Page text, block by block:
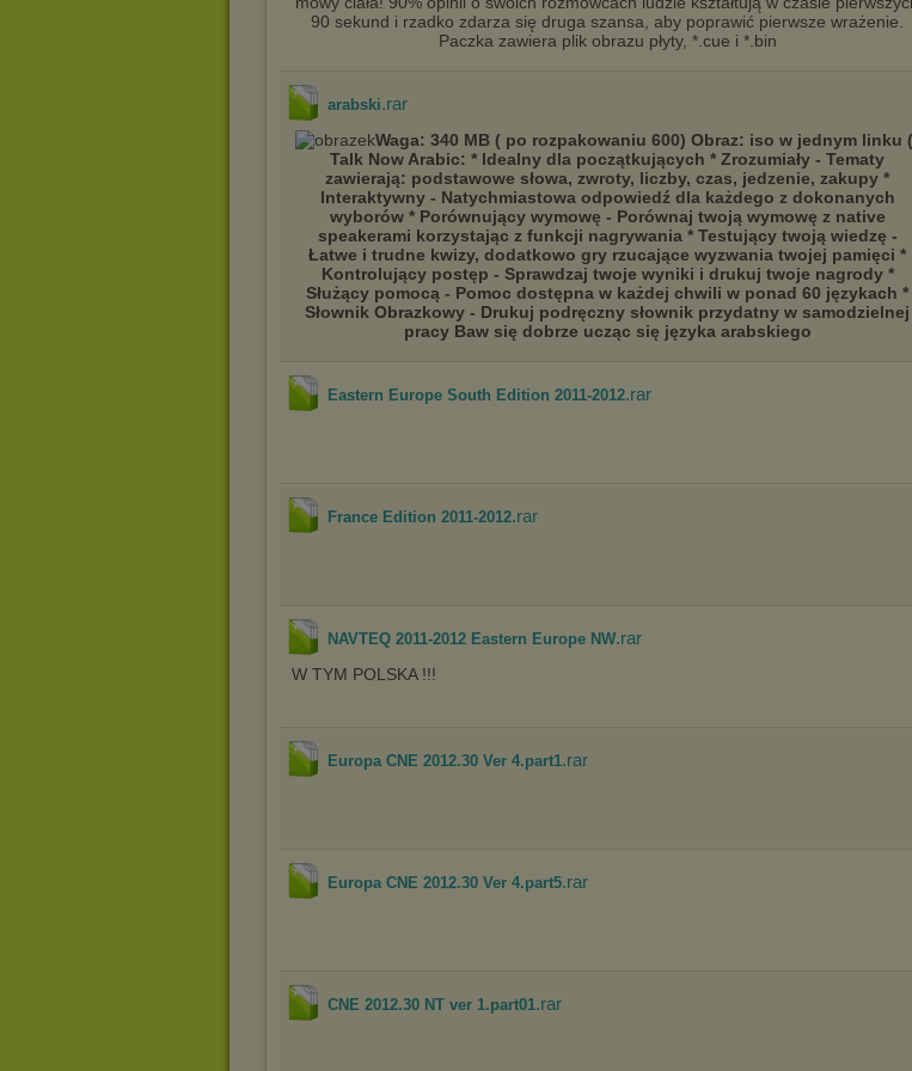
W przypadku braku twojej zgody na
prosimy o opuszczenie serwisu chomikuj.pl.
(dostosowanie reklam do Twoich potrzeb, analiza
Wyrażenie sprzeciwu spowoduje, że
będzie dopasowana do Twoich preferencji,
wyświetlona przypadkowo.
Istnieje możliwość zmiany ustawień
sposób uniemożliwiający przechowywanie
urządzeniu końcowym. Można również
dokonując odpowiednich zmian w
internetowej.
Pełną informację na ten temat
http://chomikuj.pl/PolitykaPrywatnosci.aspx
90 sekund i rzadko zdarza się druga szansa, aby poprawić pierwsze wrażenie.
Paczka zawiera plik obrazu płyty, *.cue i *.bin
arabski.rar
Waga: 340 MB ( po rozpakowaniu 600) Obraz: iso w jednym linku
Talk Now Arabic: * Idealny dla początkujących * Zrozumiały - Tematy
zawierają: podstawowe słowa, zwroty, liczby, czas, jedzenie, zakupy *
Interaktywny - Natychmiastowa odpowiedź dla każdego z dokonanych
wyborów * Porównujący wymowę - Porównaj twoją wymowę z native
speakerami korzystając z funkcji nagrywania * Testujący twoją wiedzę -
Łatwe i trudne kwizy, dodatkowo gry rzucające wyzwania twojej pamięci *
Kontrolujący postęp - Sprawdzaj twoje wyniki i drukuj twoje nagrody *
Służący pomocą - Pomoc dostępna w każdej chwili w ponad 60 językach *
Słownik Obrazkowy - Drukuj podręczny słownik przydatny w samodzielnej
pracy Baw się dobrze ucząc się języka arabskiego
Eastern Europe South Edition 2011-2012.rar
France Edition 2011-2012.rar
NAVTEQ 2011-2012 Eastern Europe NW.rar
W TYM POLSKA !!!
Europa CNE 2012.30 Ver 4.part1.rar
Europa CNE 2012.30 Ver 4.part5.rar
CNE 2012.30 NT ver 1.part01.rar